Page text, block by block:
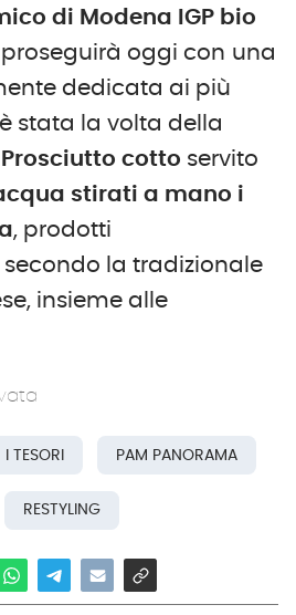
di Modena IGP bio
proseguirà oggi con una
dedicata ai più
è stata la volta della
Prosciutto cotto servito
stirati a mano i
, prodotti
la tradizionale
insieme alle
I TESORI PAM PANORAMA
RESTYLING